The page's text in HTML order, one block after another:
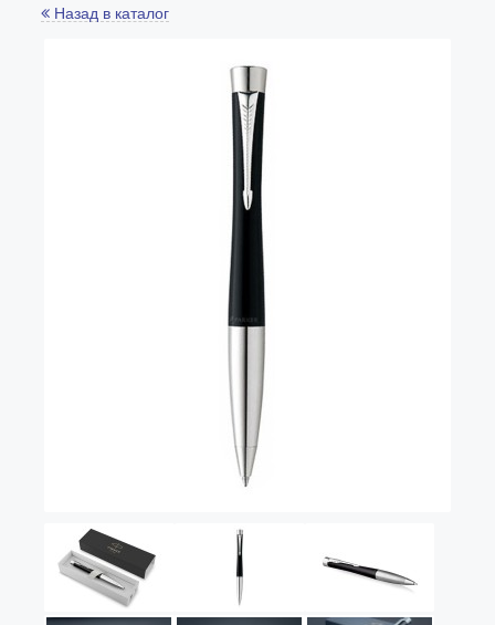
Назад в каталог
Sonnet (от 13'000 р.)
Parker 51 (от 14'600 р.)